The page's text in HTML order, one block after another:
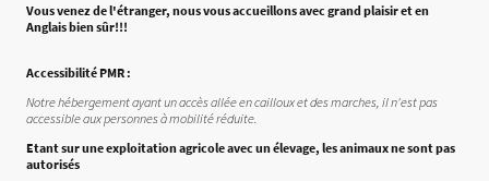
Vous venez de l'étranger, nous vous accueillons avec grand plaisir et en
Anglais bien sûr!!!
Accessibilité PMR :
Notre hébergement ayant un accès allée en cailloux et des marches, il n'est pas
accessible aux personnes à mobilité réduite.
Etant sur une exploitation agricole avec un élevage, les animaux ne sont pas
autorisés